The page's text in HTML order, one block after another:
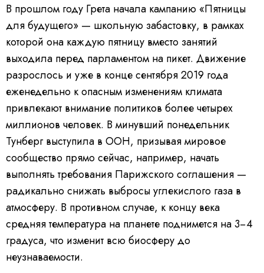
В прошлом году Грета начала кампанию «Пятницы
для будущего» — школьную забастовку, в рамках
которой она каждую пятницу вместо занятий
выходила перед парламентом на пикет. Движение
разрослось и уже в конце сентября 2019 года
еженедельно к опасным изменениям климата
привлекают внимание политиков более четырех
миллионов человек. В минувший понедельник
Тунберг выступила в ООН, призывая мировое
сообщество прямо сейчас, например, начать
выполнять требования Парижского соглашения —
радикально снижать выбросы углекислого газа в
атмосферу. В противном случае, к концу века
средняя температура на планете поднимется на 3−4
градуса, что изменит всю биосферу до
неузнаваемости.